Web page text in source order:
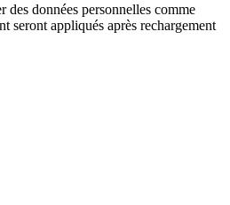
données personnelles comme
seront appliqués après rechargement